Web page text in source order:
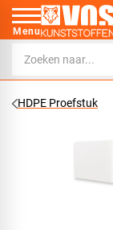
Menu
HDPE Proefstuk